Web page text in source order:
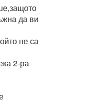
да ви
не са
2-ра